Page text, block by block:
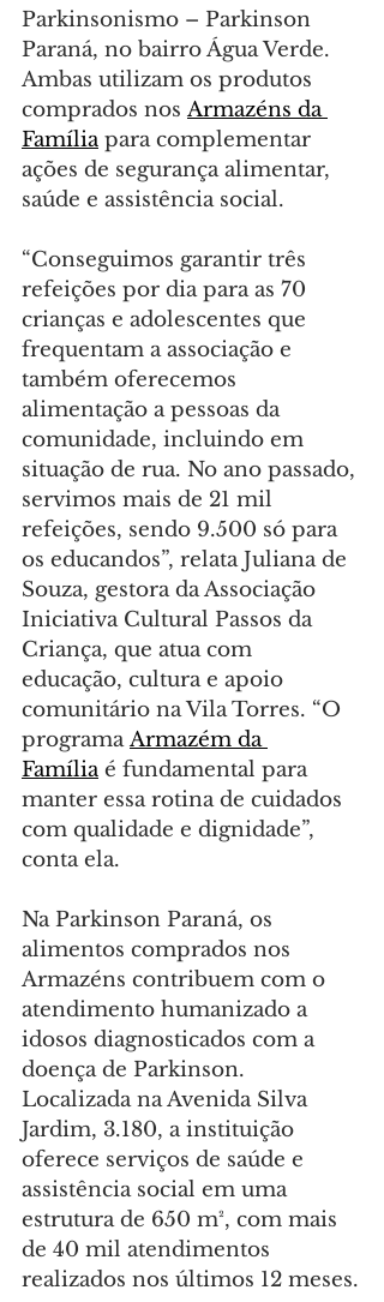
Parkinsonismo – Parkinson
Paraná, no bairro Água Verde.
Ambas utilizam os produtos
comprados nos Armazéns da
Família para complementar
ações de segurança alimentar,
saúde e assistência social.
“Conseguimos garantir três
refeições por dia para as 70
crianças e adolescentes que
frequentam a associação e
também oferecemos
alimentação a pessoas da
comunidade, incluindo em
situação de rua. No ano passado,
servimos mais de 21 mil
refeições, sendo 9.500 só para
os educandos”, relata Juliana de
Souza, gestora da Associação
Iniciativa Cultural Passos da
Criança, que atua com
educação, cultura e apoio
comunitário na Vila Torres. “O
programa Armazém da
Família é fundamental para
manter essa rotina de cuidados
com qualidade e dignidade”,
conta ela.
Na Parkinson Paraná, os
alimentos comprados nos
Armazéns contribuem com o
atendimento humanizado a
idosos diagnosticados com a
doença de Parkinson.
Localizada na Avenida Silva
Jardim, 3.180, a instituição
oferece serviços de saúde e
assistência social em uma
estrutura de 650 m², com mais
de 40 mil atendimentos
realizados nos últimos 12 meses.